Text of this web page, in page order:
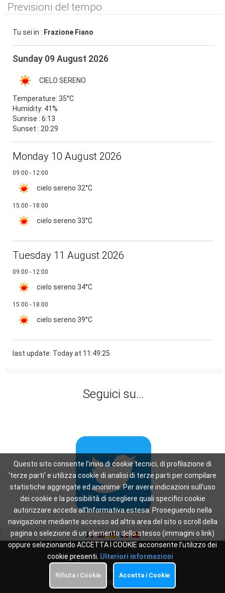
Previsioni del tempo
Tu sei in : Frazione Fiano
Sunday 09 August 2026
CIELO SERENO
Temperature: 35°C
Humidity: 41%
Sunrise : 6:13
Sunset : 20:29
Monday 10 August 2026
09:00 - 12:00
cielo sereno 32°C
15:00 - 18:00
cielo sereno 33°C
Tuesday 11 August 2026
09:00 - 12:00
cielo sereno 34°C
15:00 - 18:00
cielo sereno 39°C
last update: Today at 11:49:25
Seguici su...
This page was created in: 0.32 seconds
Cookie Policy
Copyright 2026
Questo sito consente l’invio di cookie tecnici, di profilazione di
'terze parti' e utilizza cookie di analisi di terze parti per compilare
statistiche aggregate ed anonime. Per avere indicazioni sull’uso
dei cookie e la possibilità di scegliere quali specifici cookie
autorizzare acceda all’Informativa estesa. Proseguendo nella
navigazione mediante accesso ad altra area del sito o scroll della
pagina o selezione di un elemento dello stesso (immagini o link)
oppure selezionando ACCETTA I COOKIE acconsente l’utilizzo dei
cookie presenti. Ulteriori informazioni
Rifiuta i Cookie Accetta i Cookie